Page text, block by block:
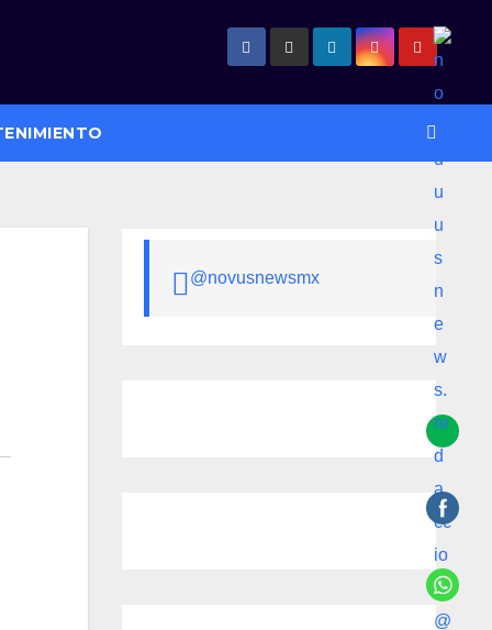
@novusnewsmx